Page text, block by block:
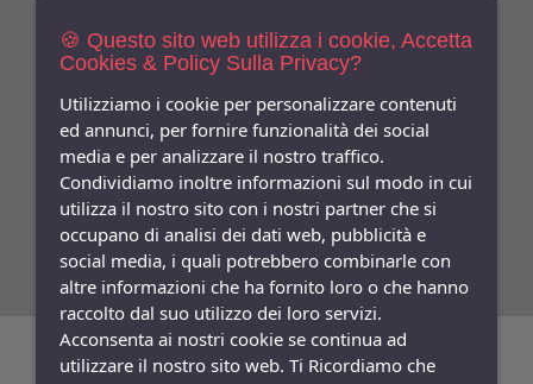
NewslettersIscriviti Gratis
Indica qui la tua email per ricevere sconti e newsletter.
Consenso
Privacy
Facebook
SeguiciSu
©Copyright 2026 Bifulco Abbigliamento- P.Iva: 07252141218
🍪 Questo sito web utilizza i cookie, Accetta
Cookies & Policy Sulla Privacy?
Utilizziamo i cookie per personalizzare contenuti
ed annunci, per fornire funzionalità dei social
media e per analizzare il nostro traffico.
Condividiamo inoltre informazioni sul modo in cui
utilizza il nostro sito con i nostri partner che si
occupano di analisi dei dati web, pubblicità e
social media, i quali potrebbero combinarle con
altre informazioni che ha fornito loro o che hanno
raccolto dal suo utilizzo dei loro servizi.
Acconsenta ai nostri cookie se continua ad
utilizzare il nostro sito web. Ti Ricordiamo che